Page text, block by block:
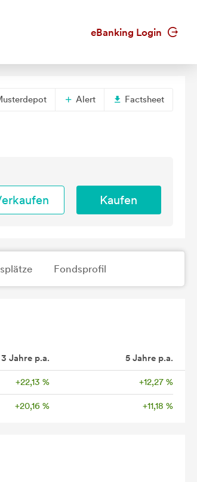
eBanking Login
Alert Factsheet
Kaufen
Fondsprofil
3 Jahre p.a. 5 Jahre p.a.
+22,13 % +12,27 %
+20,16 % +11,18 %